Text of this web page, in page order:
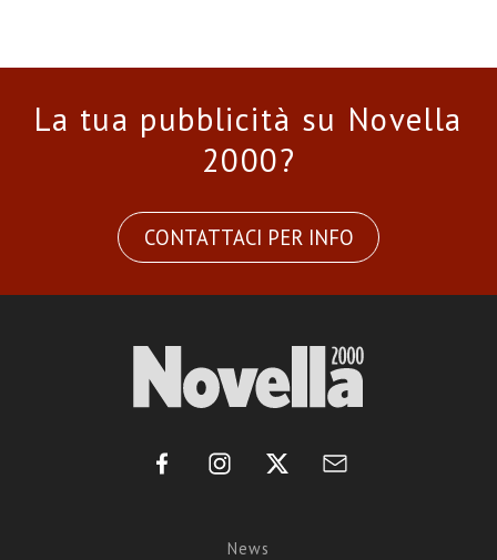
La tua pubblicità su Novella
2000?
CONTATTACI PER INFO
News